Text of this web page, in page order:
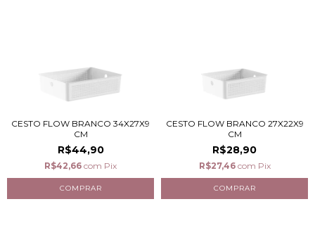
CESTO FLOW BRANCO 34X27X9
CM
R$44,90
R$42,66 com Pix
CESTO FLOW BRANCO 27X22X9
CM
R$28,90
R$27,46 com Pix